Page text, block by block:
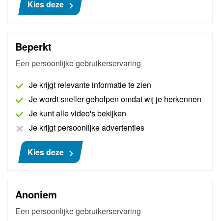
Kies deze
Beperkt
Een persoonlijke gebruikerservaring
Je krijgt relevante informatie te zien
Je wordt sneller geholpen omdat wij je herkennen
Je kunt alle video's bekijken
Je krijgt persoonlijke advertenties
Kies deze
Anoniem
Een persoonlijke gebruikerservaring
Voor deze training zijn nog geen beoordelingen
Prijs
Subtotaal
btw (21%)
Totaal (incl.btw)
Interessant voor jou